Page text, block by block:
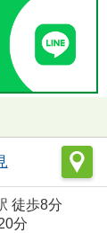
徒歩8分
分